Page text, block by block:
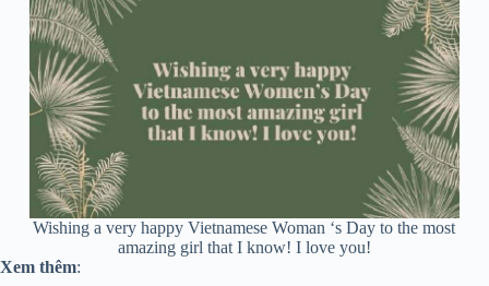
Wishing a very happy Vietnamese Woman ‘s Day to the most
amazing girl that I know! I love you!
Xem thêm: